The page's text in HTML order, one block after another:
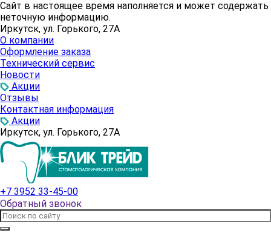
Сайт в настоящее время наполняется и может содержать
неточную информацию.
Иркутск, ул. Горького, 27А
О компании
Оформление заказа
Технический сервис
Новости
Акции
Отзывы
Контактная информация
Акции
Иркутск, ул. Горького, 27А
+7 3952 33-45-00
Обратный звонок